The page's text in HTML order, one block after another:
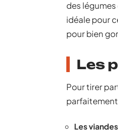
des
idéale pour
pour bien
Les
Pour tirer
Les